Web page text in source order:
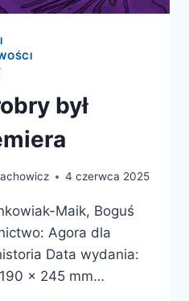
był
4 czerwca 2025
Maik, Boguś
Agora dla
Data wydania:
x 245 mm…